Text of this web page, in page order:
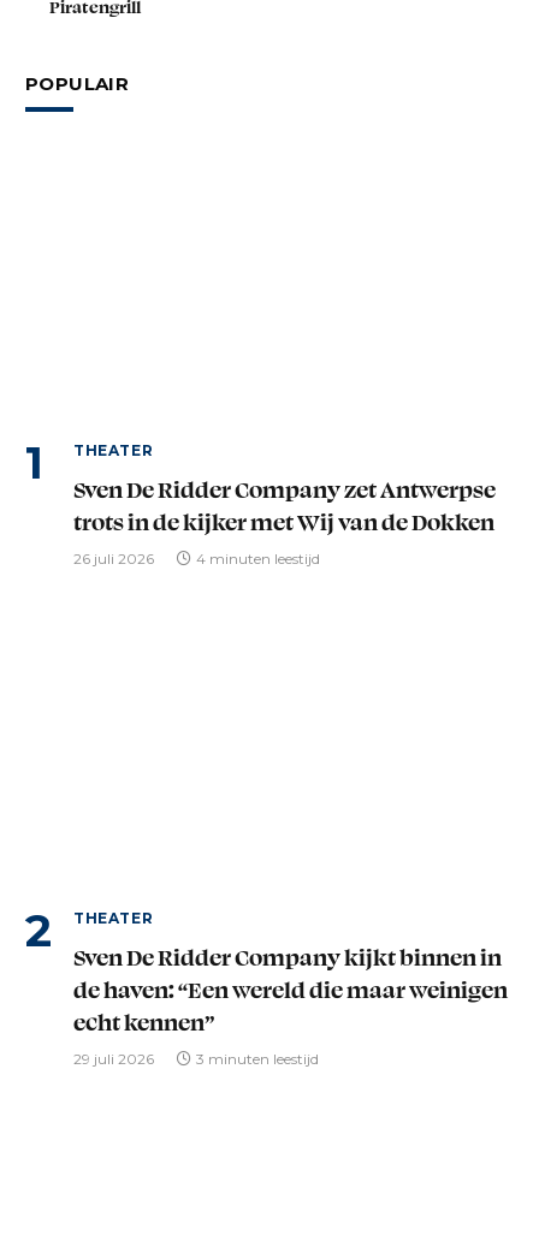
Piratengrill
POPULAIR
THEATER
Sven De Ridder Company zet Antwerpse
trots in de kijker met Wij van de Dokken
26 juli 2026 4 minuten leestijd
THEATER
Sven De Ridder Company kijkt binnen in
de haven: “Een wereld die maar weinigen
echt kennen”
29 juli 2026 3 minuten leestijd